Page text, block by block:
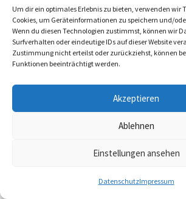
Um dir ein optimales Erlebnis zu bieten, verwenden wir
Cookies, um Geräteinformationen zu speichern und/
Wenn du diesen Technologien zustimmst, können wir
Surfverhalten oder eindeutige IDs auf dieser Website
Zustimmung nicht erteilst oder zurückziehst, können
Funktionen beeinträchtigt werden.
Akzeptieren
Ablehnen
Einstellungen ansehen
DatenschutzImpressum
Organisatoren die Aktion kurzfristig
Stadtpark in ein sicheres Terrain.
konnten...
Datenschutz|Impressum